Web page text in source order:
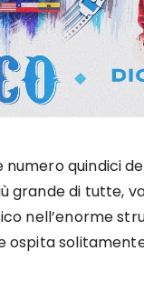
numero quindici
grande di tutte,
nell’enorme
ospita